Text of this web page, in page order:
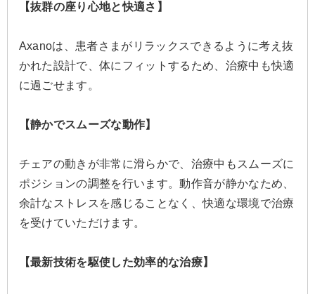
【抜群の座り心地と快適さ】
Axanoは、患者さまがリラックスできるように考え抜
かれた設計で、体にフィットするため、治療中も快適
に過ごせます。
【静かでスムーズな動作】
チェアの動きが非常に滑らかで、治療中もスムーズに
ポジションの調整を行います。動作音が静かなため、
余計なストレスを感じることなく、快適な環境で治療
を受けていただけます。
【最新技術を駆使した効率的な治療】